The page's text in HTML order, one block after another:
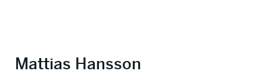
Mattias Hansson